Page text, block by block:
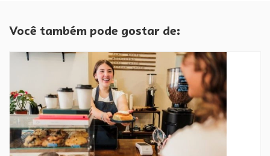
Você também pode gostar de: